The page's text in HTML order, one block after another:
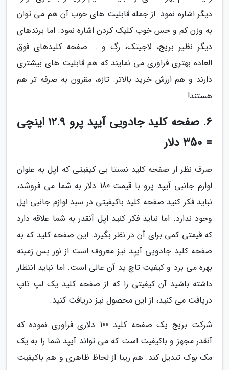
دیگر اشاره نمود. از جمله قابلیت های خوب آن هم می توان
به وزن کم و حس خوب کلیک کردن اشاره نمود. اما برندهای
دیگر نظیر بریج، لاجیتک، زگ و … صفحه کلیدهای فوق
العاده بهتری فراوری می نمایند که هم قابلیت های بیشتری
دارند و هم ارزش خرید بالاتر. تازه، مقرون به صرفه تر هم
هستند!
6. صفحه کلید جادویی آیپد پرو 12.9 اینچی
= 350 دلار
صرف نظر از صفحه کلید نسبتا بی کیفیتی که اپل به عنوان
لوازم جانبی آیپد پرو با قیمت 180 دلار به شما می فروشد،
نباید فکر کنید صفحه کلید باکیفیتی در سبد لوازم جانبی اپل
وجود ندارد. اما نباید فکر کنید اپل آنقدر به شما علاقه دارد
که قیمتی کمی برای آن در نظر بگیرد. این صفحه کلید که به
صفحه کلید جادویی آیپد نیز معروف است از نور پس زمینه
بهره می برد و کیفیت تاچ پد آن عالی است. اما نباید انتظار
داشته باشید آن کیفیتی را که از صفحه کلید یک لپ تاپ
دریافت می کنید، از این محصول نیز دریافت کنید.
شرکت بریج یک صفحه کلید 100 دلاری فراوری نموده که
آنقدر مجهز و باکیفیت است که می تواند آیپد شما را به یک
مک بوک تبدیل کند. هم زیبا از لحاظ ظاهری و هم باکیفیت